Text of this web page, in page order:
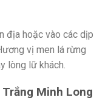
địa hoặc vào các dịp
vị men lá rừng
lòng lữ khách.
Minh Long